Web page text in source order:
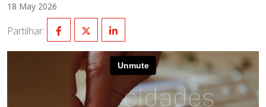
18 May 2026
Partilhar: